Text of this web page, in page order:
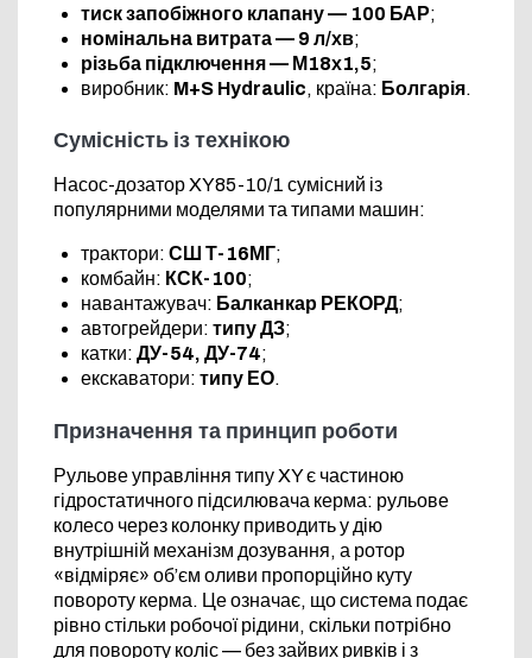
тиск запобіжного клапану — 100 БАР;
номінальна витрата — 9 л/хв;
різьба підключення — М18х1,5;
виробник: M+S Hydraulic, країна: Болгарія.
Сумісність із технікою
Насос-дозатор XY85-10/1 сумісний із
популярними моделями та типами машин:
трактори: СШ Т-16МГ;
комбайн: КСК-100;
навантажувач: Балканкар РЕКОРД;
автогрейдери: типу ДЗ;
катки: ДУ-54, ДУ-74;
екскаватори: типу ЕО.
Призначення та принцип роботи
Рульове управління типу XY є частиною
гідростатичного підсилювача керма: рульове
колесо через колонку приводить у дію
внутрішній механізм дозування, а ротор
«відміряє» об’єм оливи пропорційно куту
повороту керма. Це означає, що система подає
рівно стільки робочої рідини, скільки потрібно
для повороту коліс — без зайвих ривків і з